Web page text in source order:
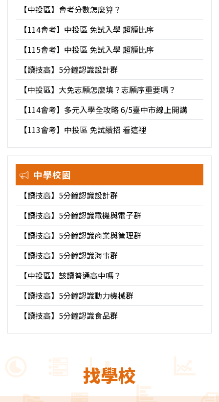
【中投區】會考分數怎麼算？
【114會考】中投區 免試入學 超額比序
【115會考】中投區 免試入學 超額比序
【讀技高】5分鐘認識設計群
【中投區】大免志願怎麼填？志願序重要嗎？
【114會考】多元入學全攻略 6/5臺中市線上開講
【113會考】中投區 免試續招 看這裡
中學校園
【讀技高】5分鐘認識設計群
【讀技高】5分鐘認識電機與電子群
【讀技高】5分鐘認識商業與管理群
【讀技高】5分鐘認識海事群
【中投區】該讀普通高中嗎？
【讀技高】5分鐘認識動力機械群
【讀技高】5分鐘認識食品群
找學校